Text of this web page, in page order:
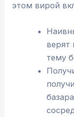
этом вирой
верят
тему